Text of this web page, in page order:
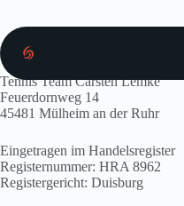
springen
Impressum
Tennis Team Carsten Lemke
Feuerdornweg 14
45481 Mülheim an der Ruhr
Eingetragen im Handelsregister
Registernummer: HRA 8962
Registergericht: Duisburg